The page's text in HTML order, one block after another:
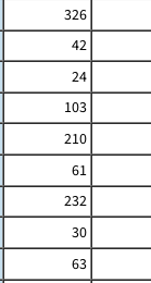
326
42
24
103
210
61
232
30
63